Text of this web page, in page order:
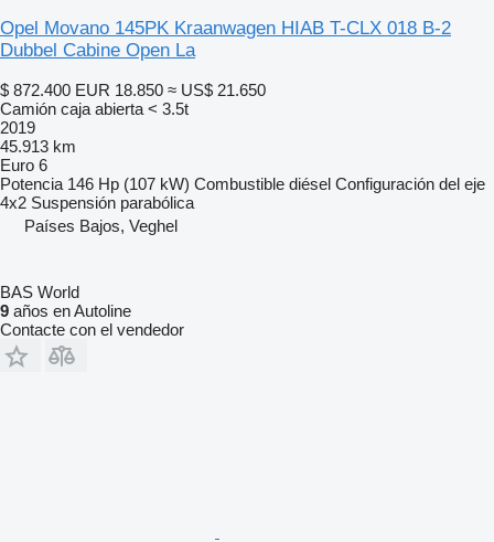
Opel Movano 145PK Kraanwagen HIAB T-CLX 018 B-2
Dubbel Cabine Open La
$ 872.400 EUR 18.850 ≈ US$ 21.650
Camión caja abierta < 3.5t
2019
45.913 km
Euro 6
Potencia 146 Hp (107 kW) Combustible diésel Configuración del eje
4x2 Suspensión parabólica
Países Bajos, Veghel
BAS World
9 años en Autoline
Contacte con el vendedor